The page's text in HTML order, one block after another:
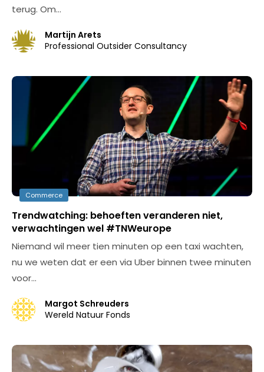
terug. Om…
Martijn Arets
Professional Outsider Consultancy
Commerce
Trendwatching: behoeften veranderen niet,
verwachtingen wel #TNWeurope
Niemand wil meer tien minuten op een taxi wachten,
nu we weten dat er een via Uber binnen twee minuten
voor…
Margot Schreuders
Wereld Natuur Fonds